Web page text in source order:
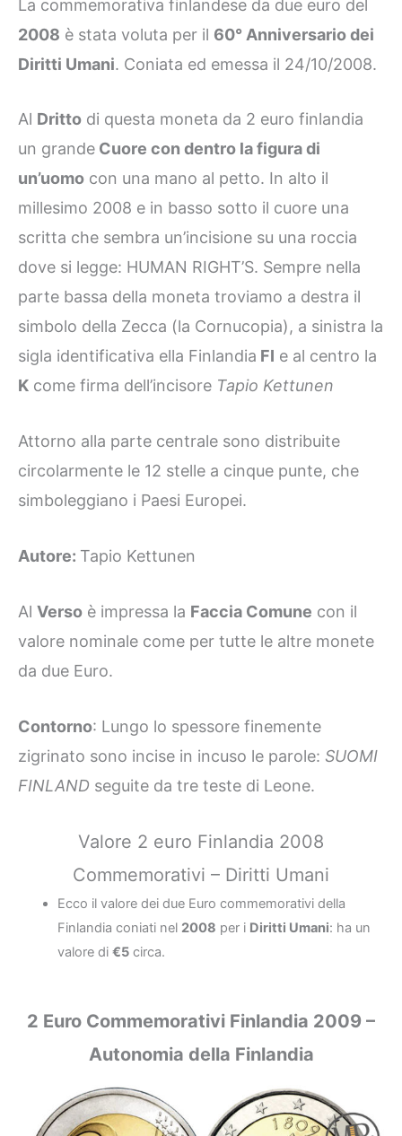
La commemorativa finlandese da due euro del
2008 è stata voluta per il 60° Anniversario dei
Diritti Umani. Coniata ed emessa il 24/10/2008.
Al Dritto di questa moneta da 2 euro finlandia
un grande Cuore con dentro la figura di
un’uomo con una mano al petto. In alto il
millesimo 2008 e in basso sotto il cuore una
scritta che sembra un’incisione su una roccia
dove si legge: HUMAN RIGHT’S. Sempre nella
parte bassa della moneta troviamo a destra il
simbolo della Zecca (la Cornucopia), a sinistra la
sigla identificativa ella Finlandia FI e al centro la
K come firma dell’incisore Tapio Kettunen
Attorno alla parte centrale sono distribuite
circolarmente le 12 stelle a cinque punte, che
simboleggiano i Paesi Europei.
Autore: Tapio Kettunen
Al Verso è impressa la Faccia Comune con il
valore nominale come per tutte le altre monete
da due Euro.
Contorno: Lungo lo spessore finemente
zigrinato sono incise in incuso le parole: SUOMI
FINLAND seguite da tre teste di Leone.
Valore 2 euro Finlandia 2008
Commemorativi – Diritti Umani
Ecco il valore dei due Euro commemorativi della
Finlandia coniati nel 2008 per i Diritti Umani: ha un
valore di €5circa.
2 Euro Commemorativi Finlandia 2009 –
Autonomia della Finlandia